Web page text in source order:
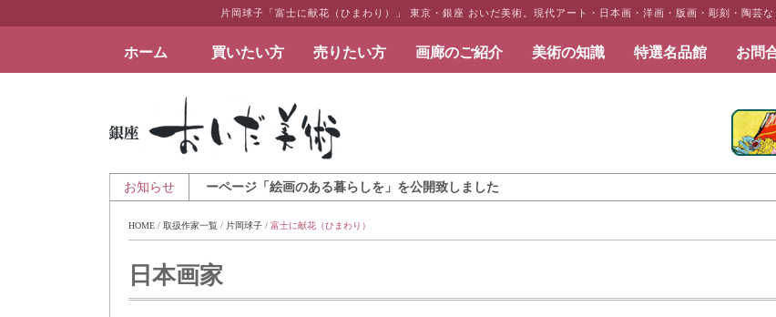
片岡球子「富士に献花（ひまわり）」 東京・銀座 おいだ美術。現代アート・日本画・洋画・版画・彫刻・陶芸
ホーム 買いたい方 売りたい方 画廊のご紹介 美術の知識 特選名品館 お問
絵画など美術品の販売と買取 | 東京・銀座 おいだ美術
お知らせ
インテリアのギャラリーページ「絵画のある暮らしを」を公開致しました
HOME / 取扱作家一覧 / 片岡球子 / 富士に献花（ひまわり）
日本画家